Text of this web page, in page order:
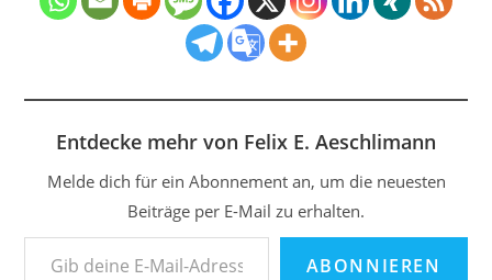
Entdecke mehr von Felix E. Aeschlimann
Melde dich für ein Abonnement an, um die neuesten
Beiträge per E-Mail zu erhalten.
ABONNIEREN